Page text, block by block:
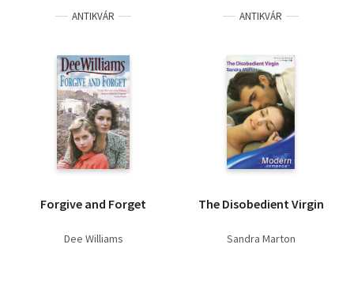
ANTIKVÁR
Forgive and Forget
Dee Williams
ANTIKVÁR
The Disobedient Virgin
Sandra Marton